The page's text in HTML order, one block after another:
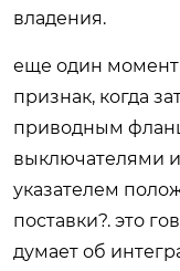
владения.
еще один
признак, когда
приводным
выключателями
указателем
поставки?. это
думает об